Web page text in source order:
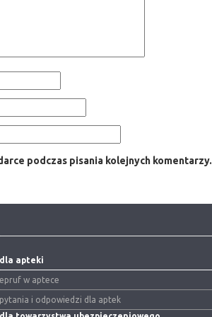
podczas pisania kolejnych komentarzy.
dla apteki
epruf w aptece
pytania i odpowiedzi dla aptek